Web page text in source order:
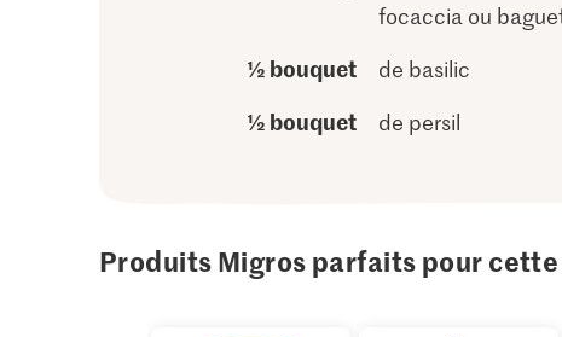
focaccia ou
½ bouquet de basilic
½ bouquet de persil
Produits Migros parfaits pour